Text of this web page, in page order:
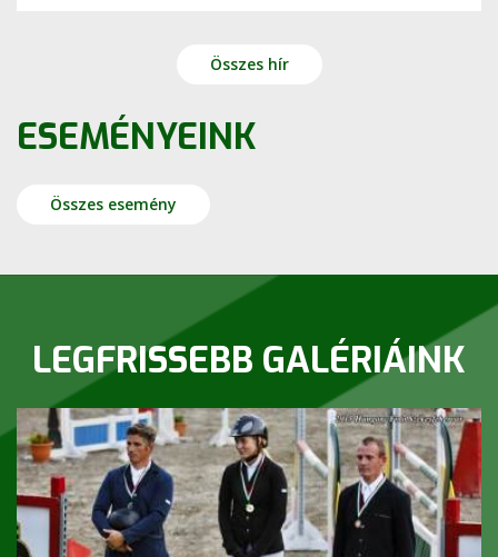
Összes hír
ESEMÉNYEINK
Összes esemény
LEGFRISSEBB GALÉRIÁINK